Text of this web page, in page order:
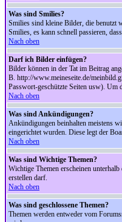
Was sind Smilies?
Smilies sind kleine Bilder, die benutzt
Smilies, es kann schnell passieren,
Nach oben
Darf ich Bilder einfügen?
Bilder können in der Tat im Beitrag
B. http://www.meineseite.de/
Passwort-geschützte Seiten usw).
Nach oben
Was sind Ankündigungen?
Ankündigungen beinhalten meistens
eingerichtet wurden. Diese legt der
Nach oben
Was sind Wichtige Themen?
Wichtige Themen erscheinen
erstellen darf.
Nach oben
Was sind geschlossene Themen?
Themen werden entweder vom